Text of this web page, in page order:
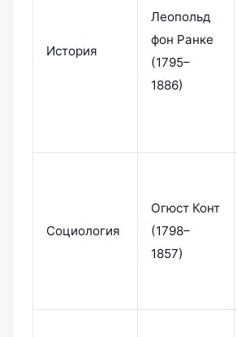
История
Леопольд
фон Ранке
(1795–
1886)
Социология
Огюст Конт
(1798–
1857)